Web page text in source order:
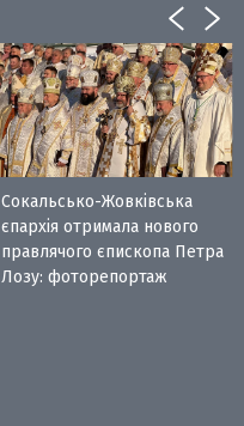
Сокальсько-Жовківська
єпархія отримала нового
правлячого єпископа Петра
Лозу: фоторепортаж